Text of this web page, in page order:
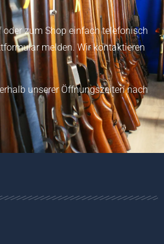
zum Shop einfach telefonisch
melden.Wir kontaktieren
unserer Öffnungszeiten nach